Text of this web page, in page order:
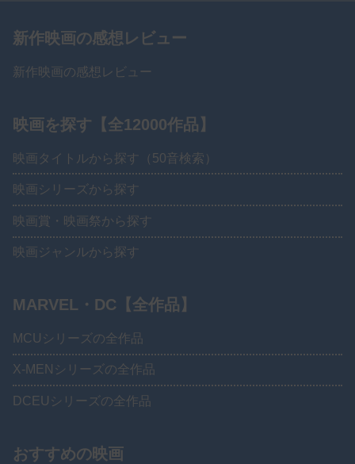
新作映画の感想レビュー
新作映画の感想レビュー
映画を探す【全12000作品】
映画タイトルから探す（50音検索）
映画シリーズから探す
映画賞・映画祭から探す
映画ジャンルから探す
MARVEL・DC【全作品】
MCUシリーズの全作品
X-MENシリーズの全作品
DCEUシリーズの全作品
おすすめの映画